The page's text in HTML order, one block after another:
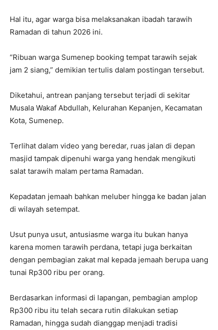
Hal itu, agar warga bisa melaksanakan ibadah tarawih
Ramadan di tahun 2026 ini.
“Ribuan warga Sumenep booking tempat tarawih sejak
jam 2 siang,” demikian tertulis dalam postingan tersebut.
Diketahui, antrean panjang tersebut terjadi di sekitar
Musala Wakaf Abdullah, Kelurahan Kepanjen, Kecamatan
Kota, Sumenep.
Terlihat dalam video yang beredar, ruas jalan di depan
masjid tampak dipenuhi warga yang hendak mengikuti
salat tarawih malam pertama Ramadan.
Kepadatan jemaah bahkan meluber hingga ke badan jalan
di wilayah setempat.
Usut punya usut, antusiasme warga itu bukan hanya
karena momen tarawih perdana, tetapi juga berkaitan
dengan pembagian zakat mal kepada jemaah berupa uang
tunai Rp300 ribu per orang.
Berdasarkan informasi di lapangan, pembagian amplop
Rp300 ribu itu telah secara rutin dilakukan setiap
Ramadan, hingga sudah dianggap menjadi tradisi